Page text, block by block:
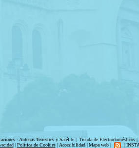
- Antenas Terrestres y Satélite| Tienda de Electrodomésticos|
| Política de Cookies| Accesibilidad| Mapa web| |